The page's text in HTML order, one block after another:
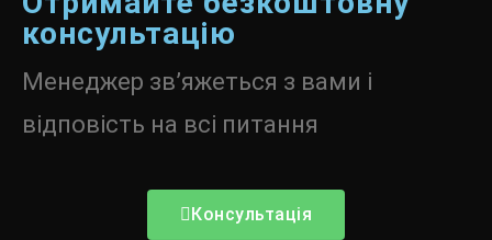
консультацію
Менеджер зв’яжеться з вами і
відповість на всі питання
Консультація